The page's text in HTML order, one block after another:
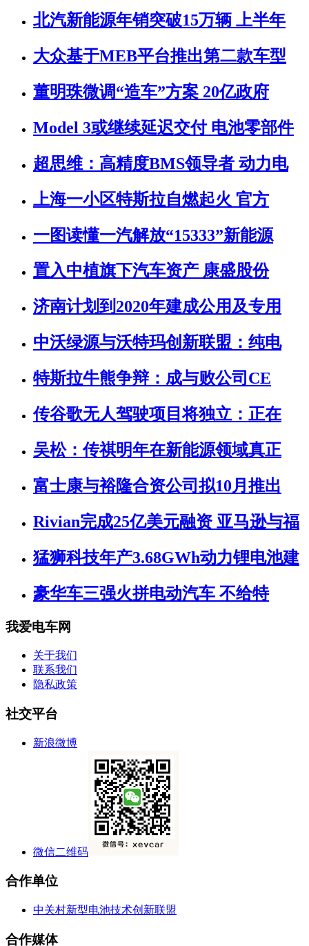
北汽新能源年销突破15万辆 上半年
大众基于MEB平台推出第二款车型
董明珠微调“造车”方案 20亿政府
Model 3或继续延迟交付 电池零部件
超思维：高精度BMS领导者 动力电
上海一小区特斯拉自燃起火 官方
一图读懂一汽解放“15333”新能源
置入中植旗下汽车资产 康盛股份
济南计划到2020年建成公用及专用
中沃绿源与沃特玛创新联盟：纯电
特斯拉牛熊争辩：成与败公司CE
传谷歌无人驾驶项目将独立：正在
吴松：传祺明年在新能源领域真正
富士康与裕隆合资公司拟10月推出
Rivian完成25亿美元融资 亚马逊与福
猛狮科技年产3.68GWh动力锂电池建
豪华车三强火拼电动汽车 不给特
我爱电车网
关于我们
联系我们
隐私政策
社交平台
新浪微博
微信二维码
合作单位
中关村新型电池技术创新联盟
合作媒体